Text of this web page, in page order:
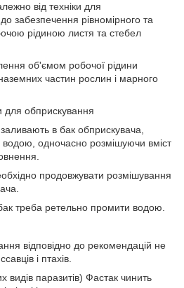
від техніки для
забезпечення рівномірного та
рідиною листя та стебел
об'ємом робочої рідини
частин рослин і марного
для обприскування
в бак обприскувача,
одночасно розмішуючи вміст
продовжувати розмішування
треба ретельно промити водою.
відповідно до рекомендацій не
і птахів.
видів паразитів) Фастак чинить